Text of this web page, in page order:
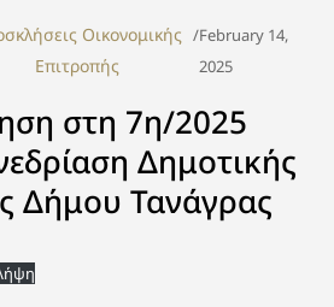
Οικονομικής
Επιτροπής
/February 14,
2025
στη 7η/2025
Δημοτικής
Δήμου Τανάγρας